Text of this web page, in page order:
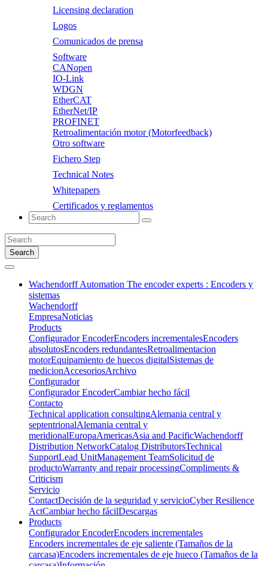
Licensing declaration
Logos
Comunicados de prensa
Software
CANopen
IO-Link
WDGN
EtherCAT
EtherNet/IP
PROFINET
Retroalimentación motor (Motorfeedback)
Otro software
Fichero Step
Technical Notes
Whitepapers
Certificados y reglamentos
Search
Wachendorff Automation The encoder experts : Encoders y
sistemas
Wachendorff
EmpresaNoticias
Products
Configurador EncoderEncoders incrementalesEncoders
absolutosEncoders redundantesRetroalimentacion
motorEquipamiento de huecos digitalSistemas de
medicionAccesoriosArchivo
Configurador
Configurador EncoderCambiar hecho fácil
Contacto
Technical application consultingAlemania central y
septentrionalAlemania central y
meridionalEuropaAmericasAsia and PacificWachendorff
Distribution NetworkCatalog DistributorsTechnical
SupportLead UnitManagement TeamSolicitud de
productoWarranty and repair processingCompliments &
Criticism
Servicio
ContactDecisión de la seguridad y servicioCyber Resilience
ActCambiar hecho fácilDescargas
Products
Configurador EncoderEncoders incrementales
Encoders incrementales de eje saliente (Tamaños de la
carcasa)Encoders incrementales de eje hueco (Tamaños de la